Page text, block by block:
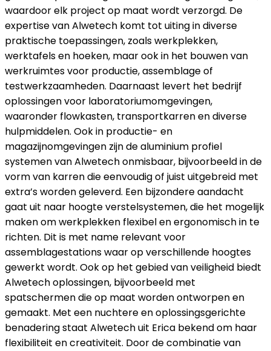
waardoor elk project op maat wordt verzorgd. De
expertise van Alwetech komt tot uiting in diverse
praktische toepassingen, zoals werkplekken,
werktafels en hoeken, maar ook in het bouwen van
werkruimtes voor productie, assemblage of
testwerkzaamheden. Daarnaast levert het bedrijf
oplossingen voor laboratoriumomgevingen,
waaronder flowkasten, transportkarren en diverse
hulpmiddelen. Ook in productie- en
magazijnomgevingen zijn de aluminium profiel
systemen van Alwetech onmisbaar, bijvoorbeeld in de
vorm van karren die eenvoudig of juist uitgebreid met
extra’s worden geleverd. Een bijzondere aandacht
gaat uit naar hoogte verstelsystemen, die het mogelijk
maken om werkplekken flexibel en ergonomisch in te
richten. Dit is met name relevant voor
assemblagestations waar op verschillende hoogtes
gewerkt wordt. Ook op het gebied van veiligheid biedt
Alwetech oplossingen, bijvoorbeeld met
spatschermen die op maat worden ontworpen en
gemaakt. Met een nuchtere en oplossingsgerichte
benadering staat Alwetech uit Erica bekend om haar
flexibiliteit en creativiteit. Door de combinatie van